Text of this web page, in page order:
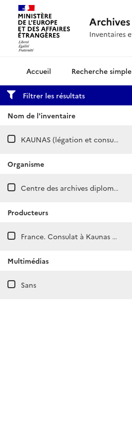
Archives diplomatiquesRecherche simple
Filtrer les résultats
Nom de l'inventaire
KAUNAS (légation et consulat)
Organisme
Centre des archives diplomatiques de Nantes
Producteurs
France. Consulat à Kaunas (Lituanie)
Multimédias
Sans